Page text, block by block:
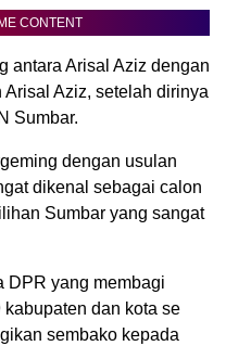
CONTENT
antara Arisal Aziz dengan
Aziz, setelah dirinya
Sumbar.
dengan usulan
dikenal sebagai calon
Sumbar yang sangat
DPR yang membagi
dan kota se
sembako kepada